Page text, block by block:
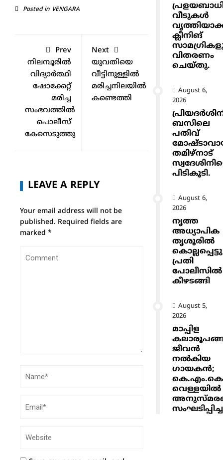
Posted in VENGARA
Prev
നിലമ്പൂരിൽ
വിദ്യാർത്ഥി
ഷോക്കേറ്റ്
മരിച്ച
സംഭവത്തിൽ
പൊലീസ്
കേസെടുത്തു
Next
യുവതിയെ
വീട്ടിനുള്ളില്‍
മരിച്ചനിലയില്‍
കണ്ടെത്തി
LEAVE A REPLY
Your email address will not be
published. Required fields are
marked *
വീടുകൾ
ക്ലീനിങ്
വിതരണം
ചെയ്തു.
August 6,
2026
ബസിലെ
പതിവ്
തമിഴ്നാട്
പിടികൂടി.
August 6,
2026
നൃത്ത
അധ്യാപിക
തൃശൂരിൽ
പ്രതി
പോലീസിൽ
കീഴടങ്ങി
August 5,
2026
മാപ്പിള
ജീവൻ
നൽകിയ
ഗായകൻ;
കെ.എം.കെ
വെള്ളയിൽ